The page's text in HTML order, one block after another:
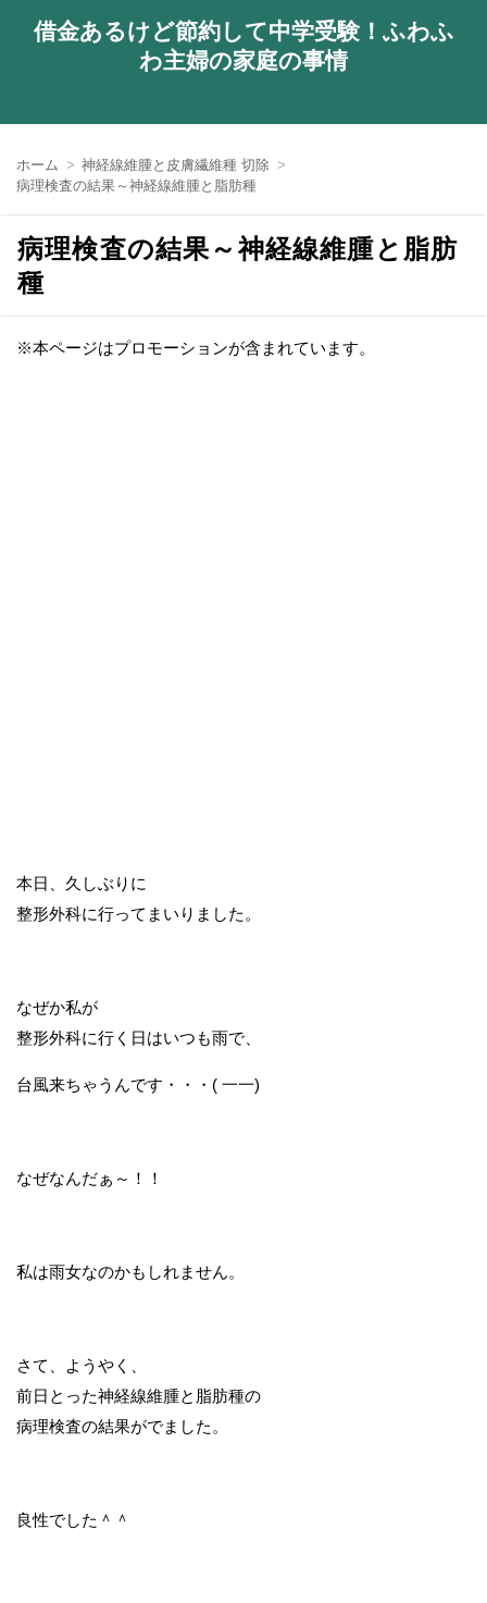
借金あるけど節約して中学受験！ふわふ
わ主婦の家庭の事情
ホーム
神経線維腫と皮膚繊維種 切除
病理検査の結果～神経線維腫と脂肪種
病理検査の結果～神経線維腫と脂肪
種
※本ページはプロモーションが含まれています。
本日、久しぶりに
整形外科に行ってまいりました。
なぜか私が
整形外科に行く日はいつも雨で、
台風来ちゃうんです・・・( 一一)
なぜなんだぁ～！！
私は雨女なのかもしれません。
さて、ようやく、
前日とった神経線維腫と脂肪種の
病理検査の結果がでました。
良性でした＾＾